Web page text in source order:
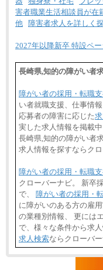
害者職業生活相談員が在
他
障害者求人を詳しく
2027年以降新卒 特設ペー
長崎県,知的の障がい者
障がい者の採用・転職
い者就職支援、仕事情
応募者の障害に応じた
実した求人情報を掲載中
長崎県,知的の障がい者
求人情報を探すならク
障がい者の採用・転職
クローバーナビ。 新卒
で、 障がい者の採用・
に障がいのある方の雇
の業種別情報、 更には
で、様々な条件から求
求人検索ならクローバー